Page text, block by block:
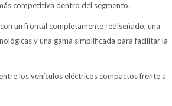
competitiva dentro del segmento.
un frontal completamente rediseñado, una
y una gama simplificada para facilitar la
los vehículos eléctricos compactos frente a